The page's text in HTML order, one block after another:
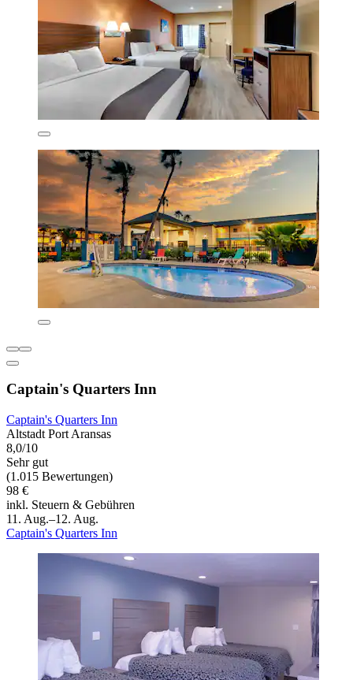
Captain's Quarters Inn
Captain's Quarters Inn
Altstadt Port Aransas
8,0/10
Sehr gut
(1.015 Bewertungen)
98 €
inkl. Steuern & Gebühren
11. Aug.–12. Aug.
Captain's Quarters Inn